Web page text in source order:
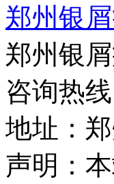
郑州银
郑州银
咨询热
地址：
声明：